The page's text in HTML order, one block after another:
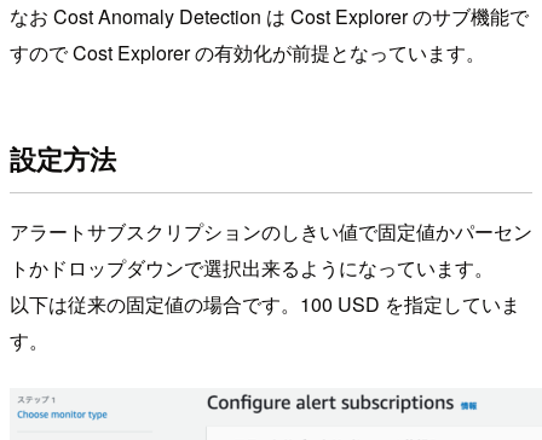
なお Cost Anomaly Detection は Cost Explorer のサブ機能で
すので Cost Explorer の有効化が前提となっています。
設定方法
アラートサブスクリプションのしきい値で固定値かパーセン
トかドロップダウンで選択出来るようになっています。
以下は従来の固定値の場合です。100 USD を指定していま
す。